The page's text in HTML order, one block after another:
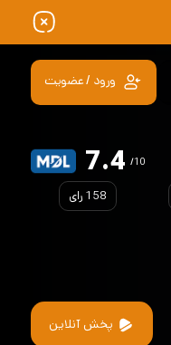
ورود / عضویت
7.4 /10
158 رای
پخش آنلاین